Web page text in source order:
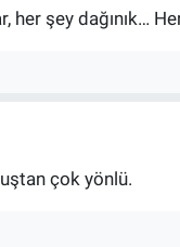
her şey dağınık…
çok yönlü.